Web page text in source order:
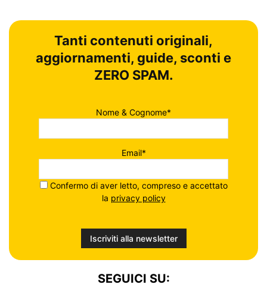
Tanti contenuti originali,
aggiornamenti, guide, sconti e
ZERO SPAM.
Nome & Cognome*
Email*
Confermo di aver letto, compreso e accettato
la privacy policy
SEGUICI SU: